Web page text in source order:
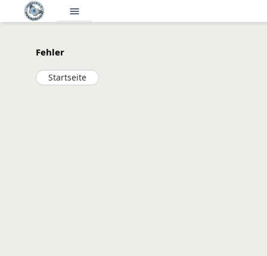
menu
Fehler
Startseite